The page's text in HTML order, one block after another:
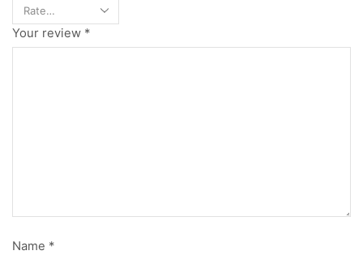
Your review *
Name *